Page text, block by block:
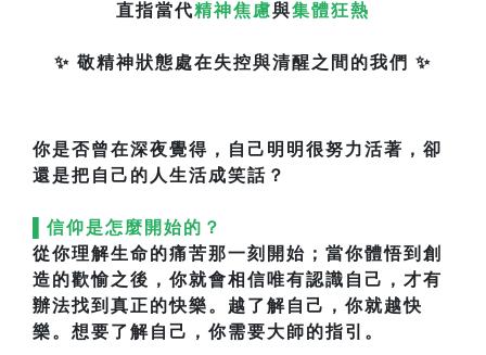
直指當代精神焦慮與集體狂熱
✨ 敬精神狀態處在失控與清醒之間的我們 ✨
你是否曾在深夜覺得，自己明明很努力活著，卻
還是把自己的人生活成笑話？
▌信仰是怎麼開始的？
從你理解生命的痛苦那一刻開始；當你體悟到創
造的歡愉之後，你就會相信唯有認識自己，才有
辦法找到真正的快樂。越了解自己，你就越快
樂。想要了解自己，你需要大師的指引。